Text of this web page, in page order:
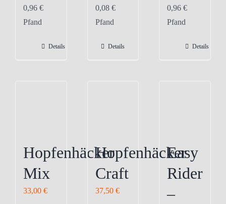
0,96 €
Pfand
Details
0,08 €
Pfand
Details
0,96€
Pfand
Details
Hopfenhäcker
Mix
33,00 €
Hopfenhäcker
Craft
37,50 €
Easy
Rider
–